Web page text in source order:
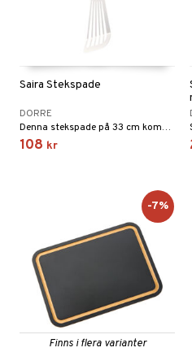
Saira Stekspade
DORRE
Denna stekspade på 33 cm kombinerar funktion och skonsam hantering.
108 kr
Finns i flera varianter
-7%